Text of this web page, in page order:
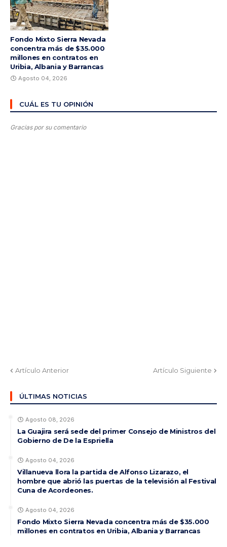
Fondo Mixto Sierra Nevada
concentra más de $35.000
millones en contratos en
Uribia, Albania y Barrancas
Agosto 04, 2026
CUÁL ES TU OPINIÓN
Gracias por su comentario
Artículo Anterior Artículo Siguiente
ÚLTIMAS NOTICIAS
Agosto 08, 2026
La Guajira será sede del primer Consejo de Ministros del
Gobierno de De la Espriella
Agosto 04, 2026
Villanueva llora la partida de Alfonso Lizarazo, el
hombre que abrió las puertas de la televisión al Festival
Cuna de Acordeones.
Agosto 04, 2026
Fondo Mixto Sierra Nevada concentra más de $35.000
millones en contratos en Uribia, Albania y Barrancas